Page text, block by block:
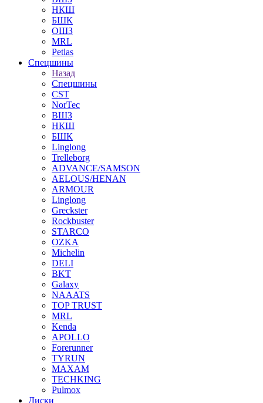
НКШ
БШК
ОШЗ
MRL
Petlas
Спецшины
Назад
Спецшины
CST
NorTec
ВШЗ
НКШ
БШК
Linglong
Trelleborg
ADVANCE/SAMSON
AELOUS/HENAN
ARMOUR
Linglong
Greckster
Rockbuster
STARCO
OZKA
Michelin
DELI
BKT
Galaxy
NAAATS
TOP TRUST
MRL
Kenda
APOLLO
Forerunner
TYRUN
MAXAM
TECHKING
Pulmox
Диски